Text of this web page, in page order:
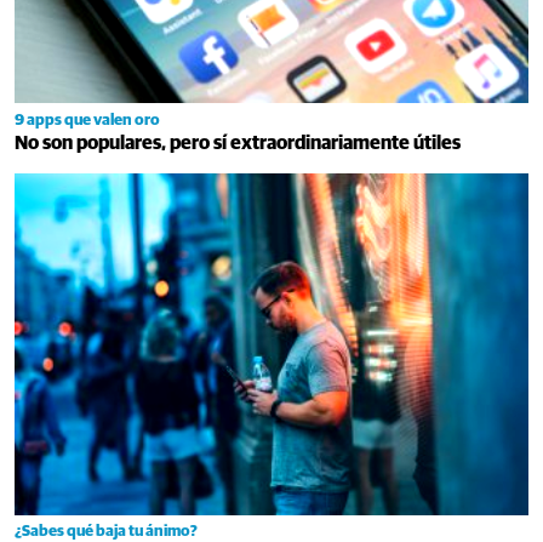
9 apps que valen oro
No son populares, pero sí extraordinariamente útiles
¿Sabes qué baja tu ánimo?